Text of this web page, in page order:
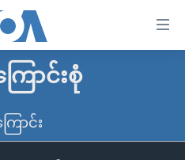
ောင်းစုံ
ောင်း